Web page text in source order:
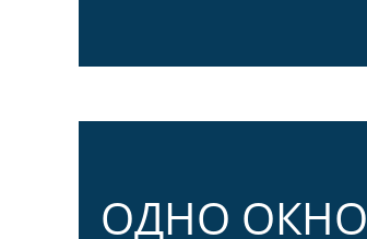
ОДНО ОКНО